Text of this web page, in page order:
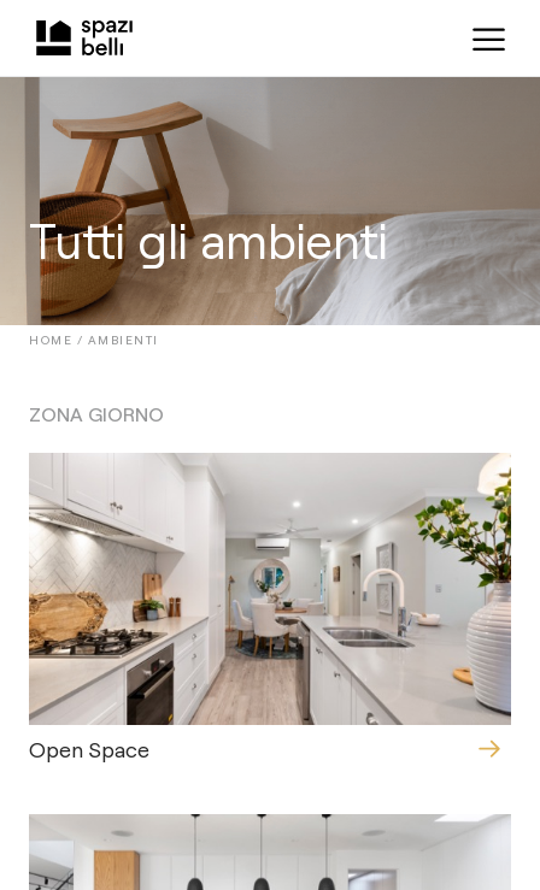
Tutti gli ambienti
HOME / AMBIENTI
ZONA GIORNO
Open Space